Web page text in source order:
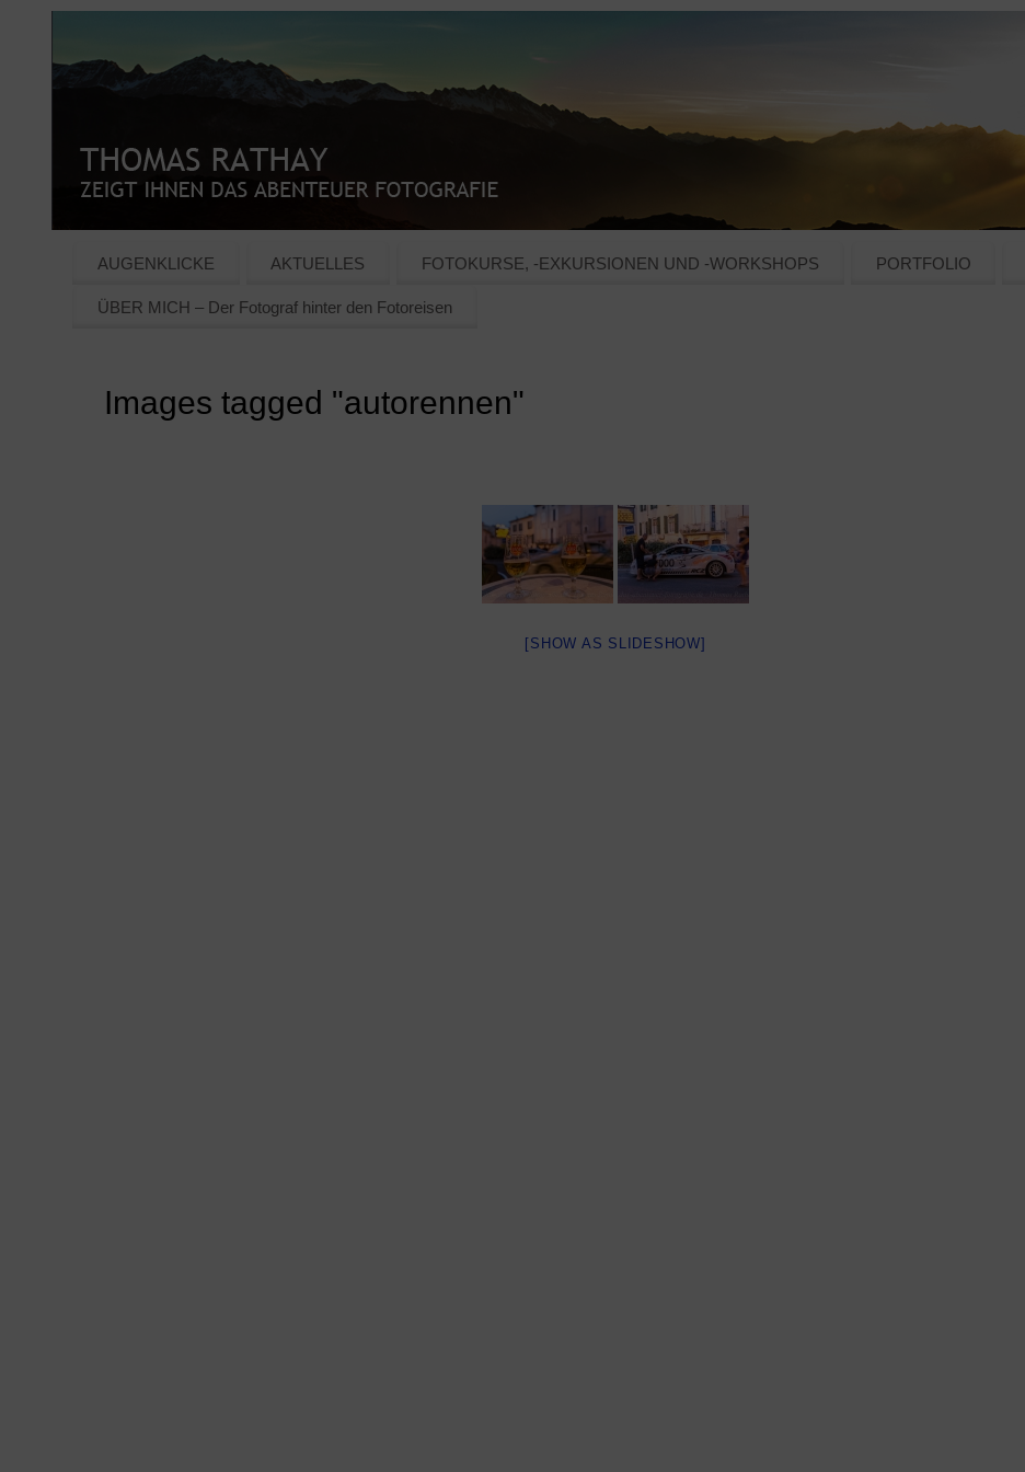
AUGENKLICKE AKTUELLES FOTOKURSE, -EXKURSIONEN UND -WORKSHOPS PORTFOLIO
ÜBER MICH – Der Fotograf hinter den Fotoreisen
Images tagged "autorennen"
[SHOW AS SLIDESHOW]